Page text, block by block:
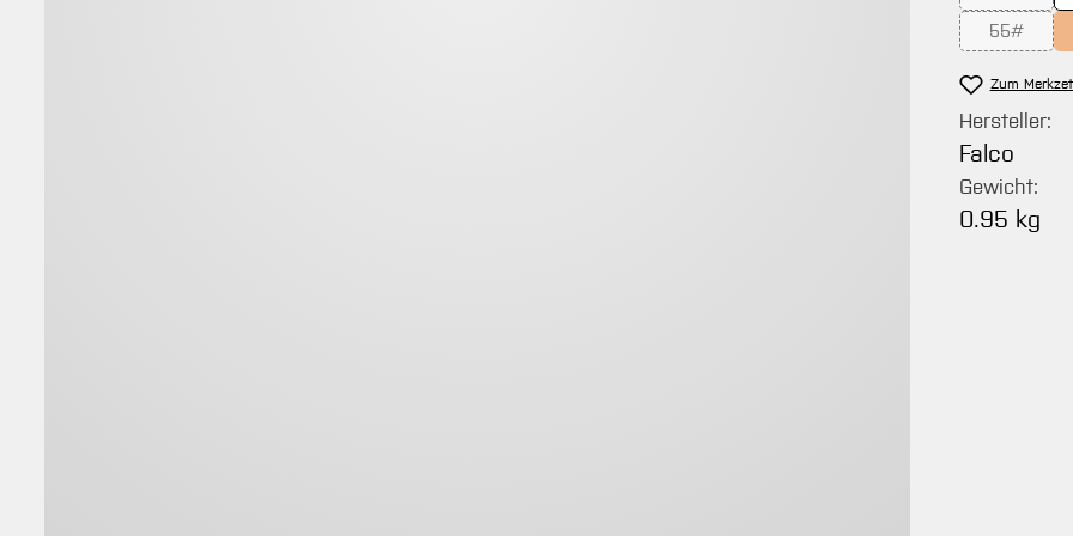
(Diese
55#
(Diese
Zum
Hersteller:
Falco
Gewicht:
0.95 kg